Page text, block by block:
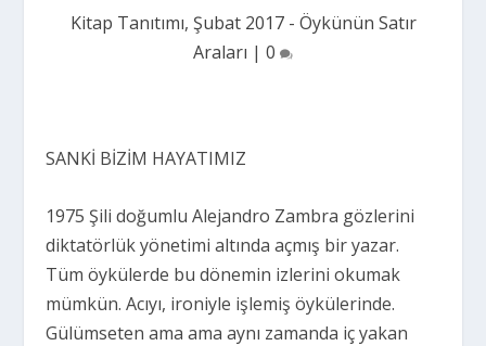
Kitap Tanıtımı, Şubat 2017 - Öykünün Satır
Araları | 0
SANKİ BİZİM HAYATIMIZ
1975 Şili doğumlu Alejandro Zambra gözlerini
diktatörlük yönetimi altında açmış bir yazar.
Tüm öykülerde bu dönemin izlerini okumak
mümkün. Acıyı, ironiyle işlemiş öykülerinde.
Gülümseten ama ama aynı zamanda iç yakan